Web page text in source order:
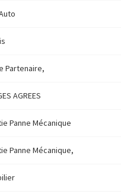
Partenaire,
AGREES
Panne Mécanique
Panne Mécanique,